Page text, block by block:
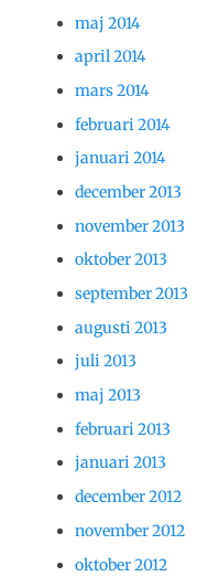
maj 2014
april 2014
mars 2014
februari 2014
januari 2014
december 2013
november 2013
oktober 2013
september 2013
augusti 2013
juli 2013
maj 2013
februari 2013
januari 2013
december 2012
november 2012
oktober 2012